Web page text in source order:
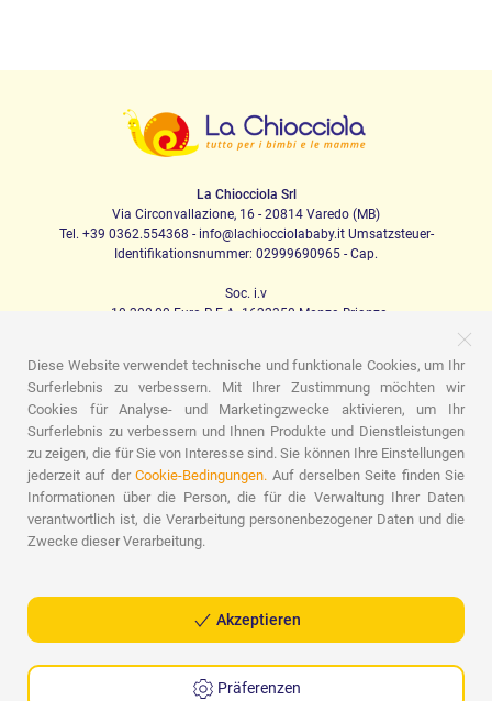
La Chiocciola Srl
Via Circonvallazione, 16 - 20814 Varedo (MB)
Tel. +39 0362.554368 - info@lachiocciolababy.it Umsatzsteuer-
Identifikationsnummer: 02999690965 - Cap.
Soc. i.v
. 10.200,00 Euro R.E.A. 1622350 Monza Brianza
PRODOTTI
Ich laufe
Kindersitze Das Haus
Babynahrung
Schlafen
Babyhygiene Mama und Baby
Bekleidung
Spiel
Geschenk-Karte Set für Babys
Geschenk-Ideen
Zimmer für Kinder
Werbeaktionen Werbeaktionen Marchi
Datenschutzrichtlinie
Cookie-Richtlinie
Diese Website verwendet technische und funktionale Cookies, um Ihr
Surferlebnis zu verbessern. Mit Ihrer Zustimmung möchten wir
Cookies für Analyse- und Marketingzwecke aktivieren, um Ihr
Surferlebnis zu verbessern und Ihnen Produkte und Dienstleistungen
zu zeigen, die für Sie von Interesse sind. Sie können Ihre Einstellungen
jederzeit auf derCookie-Bedingungen. Auf derselben Seite finden Sie
Informationen über die Person, die für die Verwaltung Ihrer Daten
verantwortlich ist, die Verarbeitung personenbezogener Daten und die
Zwecke dieser Verarbeitung.
Akzeptieren
Präferenzen